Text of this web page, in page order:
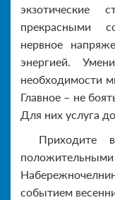
прекрасными
нервное
энергией.
необходимости
Главное – не
Для них услуга
Приходите
событием